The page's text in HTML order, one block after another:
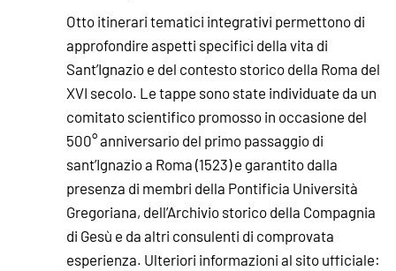
Otto itinerari tematici integrativi permettono di
approfondire aspetti specifici della vita di
Sant’Ignazio e del contesto storico della Roma del
XVI secolo. Le tappe sono state individuate da un
comitato scientifico promosso in occasione del
500° anniversario del primo passaggio di
sant’Ignazio a Roma (1523) e garantito dalla
presenza di membri della Pontificia Università
Gregoriana, dell’Archivio storico della Compagnia
di Gesù e da altri consulenti di comprovata
esperienza. Ulteriori informazioni al sito ufficiale: